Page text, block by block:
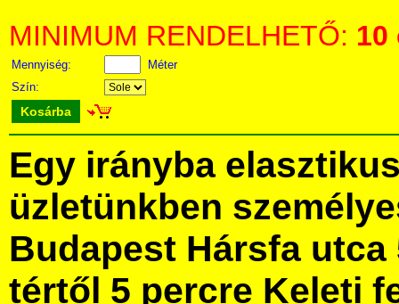
MINIMUM RENDELHETŐ: 10
Mennyiség:
Méter
Szín:
Kosárba
Egy irányba
üzletünkben
Budapest Hársfa utca
tértől 5 percre Keleti